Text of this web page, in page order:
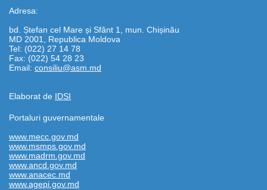
Adresa:
bd. Ștefan cel Mare și Sfânt 1, mun. Chișinău
MD 2001, Republica Moldova
Tel: (022) 27 14 78
Fax: (022) 54 28 23
Email: consiliu@asm.md
Elaborat de IDSI
Portaluri guvernamentale
www.mecc.gov.md
www.msmps.gov.md
www.madrm.gov.md
www.ancd.gov.md
www.anacec.md
www.agepi.gov.md